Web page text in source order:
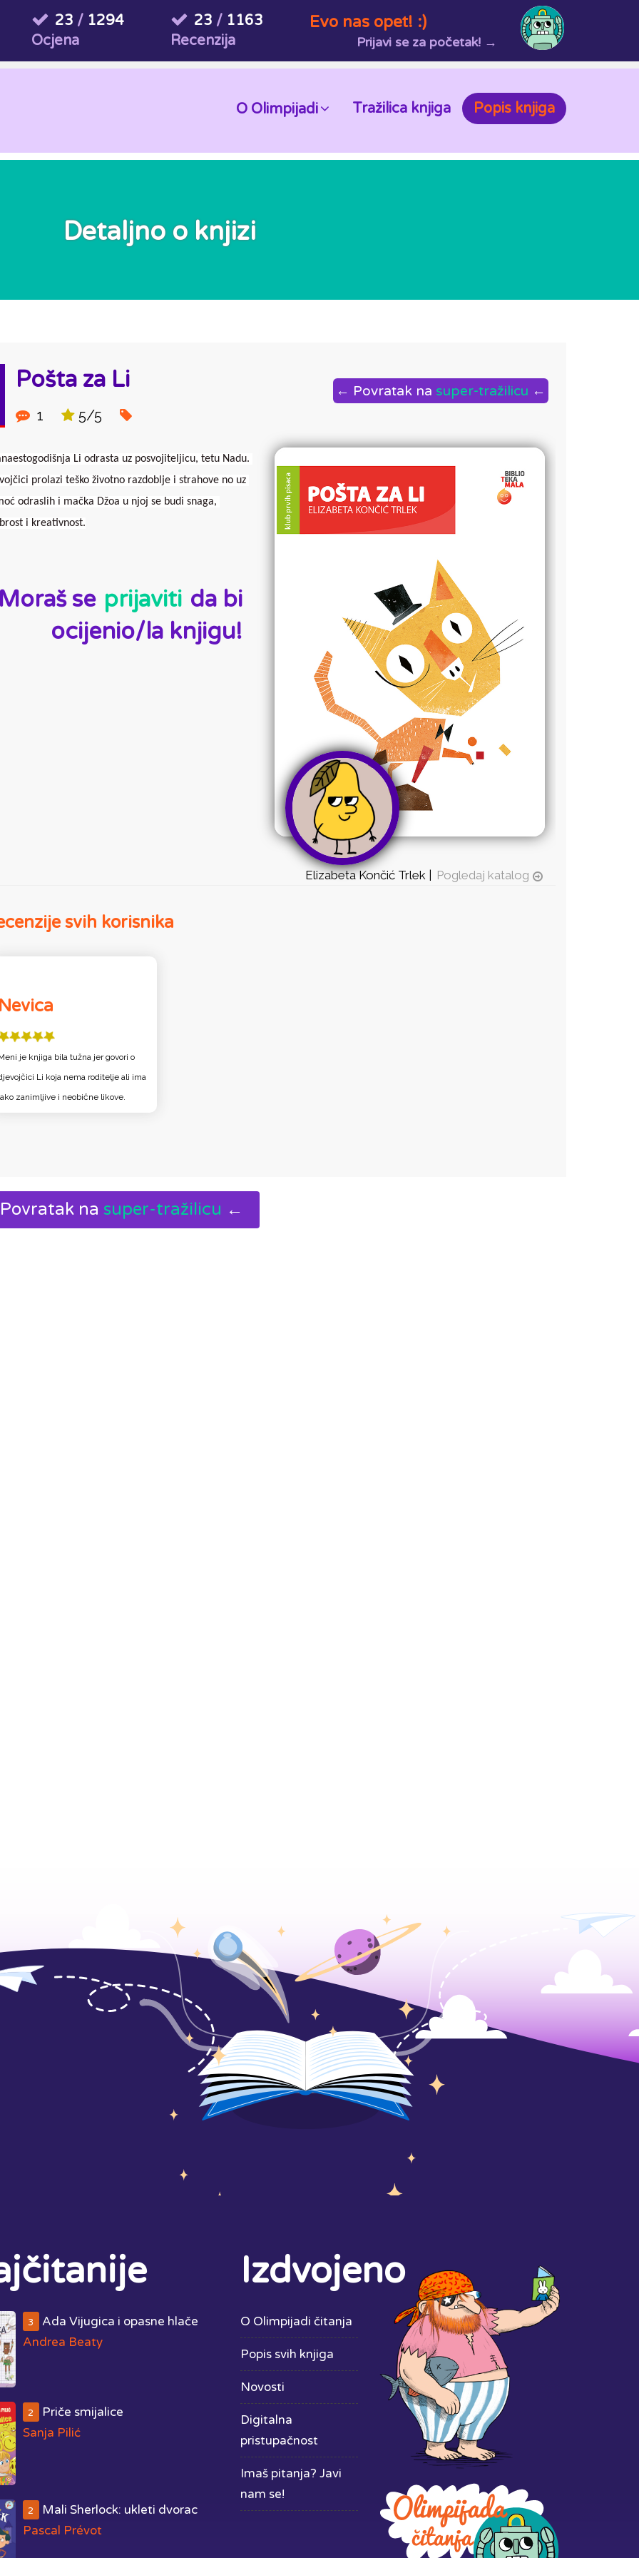
23 / 1294
Ocjena
23 / 1163
Recenzija
Evo nas opet! :)
Prijavi se za početak! →
O Olimpijadi Tražilica knjiga Popis knjiga
Detaljno o knjizi
Pošta za Li
1 5/5
← Povratak na super-tražilicu ←
Li odrasta uz posvojiteljicu, tetu Nadu.
prolazi teško životno razdoblje i strahove no uz
odraslih i mačka Džoa u njoj se budi snaga,
i kreativnost.
se prijaviti da bi
ocijenio/la knjigu!
Elizabeta Končić Trlek | Pogledaj katalog
svih korisnika
je knjiga bila tužna jer govori o
Li koja nema roditelje ali ima
zanimljive i neobične likove.
na super-tražilicu ←
3
Ada Vijugica i opasne hlače
Andrea Beaty
2
Priče smijalice
Sanja Pilić
2
Mali Sherlock: ukleti dvorac
Pascal Prévot
Izdvojeno
O Olimpijadi čitanja
Popis svih knjiga
Novosti
Digitalna
pristupačnost
Imaš pitanja? Javi
nam se!